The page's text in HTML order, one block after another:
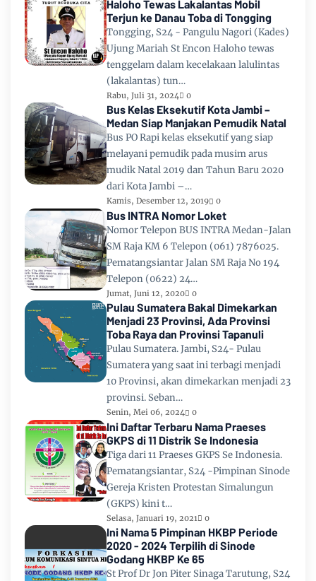
Haloho Tewas Lakalantas Mobil
Terjun ke Danau Toba di Tongging
Tongging, S24 - Pangulu Nagori (Kades)
Ujung Mariah St Encon Haloho tewas
tenggelam dalam kecelakaan lalulintas
(lakalantas) tun…
Rabu, Juli 31, 2024 0
Bus Kelas Eksekutif Kota Jambi –
Medan Siap Manjakan Pemudik Natal
Bus PO Rapi kelas eksekutif yang siap
melayani pemudik pada musim arus
mudik Natal 2019 dan Tahun Baru 2020
dari Kota Jambi –…
Kamis, Desember 12, 2019 0
Bus INTRA Nomor Loket
Nomor Telepon BUS INTRA Medan-Jalan
SM Raja KM 6 Telepon (061) 7876025.
Pematangsiantar Jalan SM Raja No 194
Telepon (0622) 24…
Jumat, Juni 12, 2020 0
Pulau Sumatera Bakal Dimekarkan
Menjadi 23 Provinsi, Ada Provinsi
Toba Raya dan Provinsi Tapanuli
Pulau Sumatera. Jambi, S24- Pulau
Sumatera yang saat ini terbagi menjadi
10 Provinsi, akan dimekarkan menjadi 23
provinsi. Seban…
Senin, Mei 06, 2024 0
Ini Daftar Terbaru Nama Praeses
GKPS di 11 Distrik Se Indonesia
Tiga dari 11 Praeses GKPS Se Indonesia.
Pematangsiantar, S24 -Pimpinan Sinode
Gereja Kristen Protestan Simalungun
(GKPS) kini t…
Selasa, Januari 19, 2021 0
Ini Nama 5 Pimpinan HKBP Periode
2020 - 2024 Terpilih di Sinode
Godang HKBP Ke 65
St Prof Dr Jon Piter Sinaga Tarutung, S24